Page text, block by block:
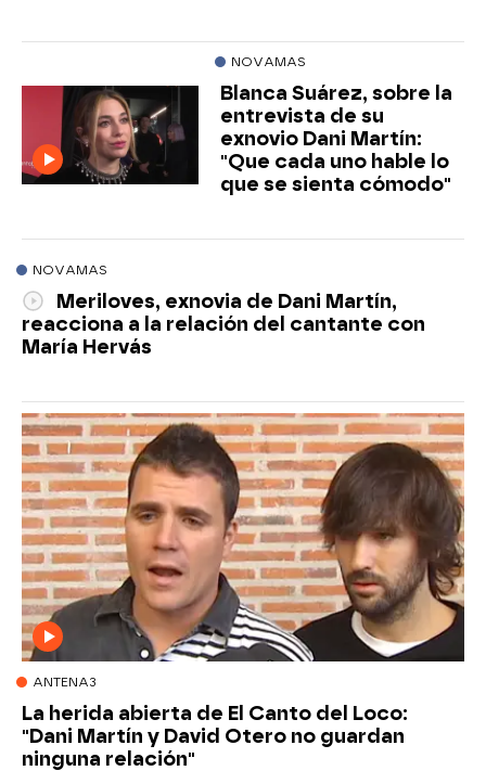
NOVAMAS
Blanca Suárez, sobre la
entrevista de su
exnovio Dani Martín:
"Que cada uno hable lo
que se sienta cómodo"
NOVAMAS
Meriloves, exnovia de Dani Martín,
reacciona a la relación del cantante con
María Hervás
ANTENA3
La herida abierta de El Canto del Loco:
"Dani Martín y David Otero no guardan
ninguna relación"